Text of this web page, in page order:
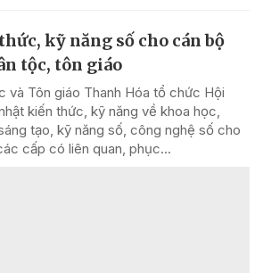
kỹ năng số cho cán bộ
tộc, tôn giáo
và Tôn giáo Thanh Hóa tổ chức Hội
kiến thức, kỹ năng về khoa học,
tạo, kỹ năng số, công nghệ số cho
cấp có liên quan, phục...